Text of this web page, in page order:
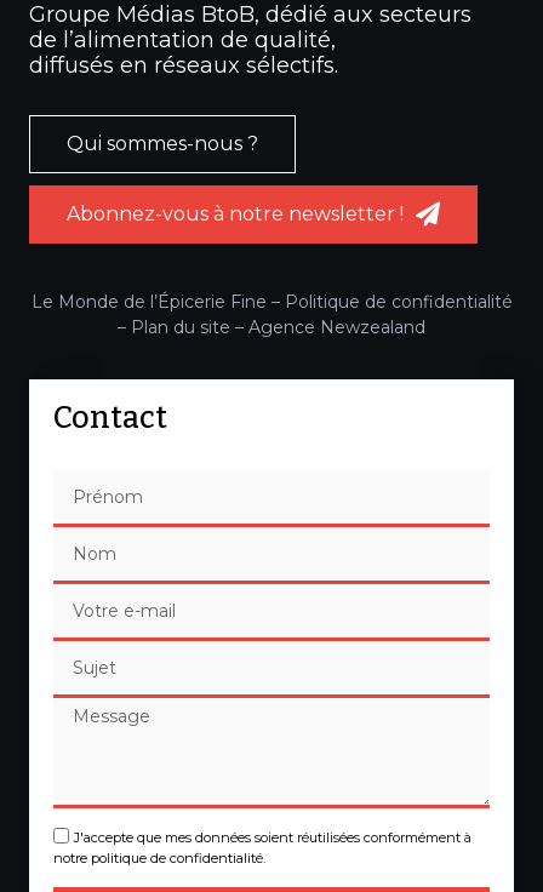
Groupe Médias BtoB, dédié aux secteurs
de l’alimentation de qualité,
diffusés en réseaux sélectifs.
Qui sommes-nous ?
Abonnez-vous à notre newsletter !
Le Monde de l’Épicerie Fine – Politique de confidentialité
– Plan du site – Agence Newzealand
Contact
J'accepte que mes données soient réutilisées conformément à
notre politique de confidentialité.